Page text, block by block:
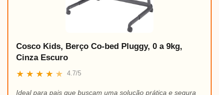
Cosco Kids, Berço Co-bed Pluggy, 0 a 9kg,
Cinza Escuro
★ ★ ★ ★ ★ 4.7/5
Ideal para pais que buscam uma solução prática e segura